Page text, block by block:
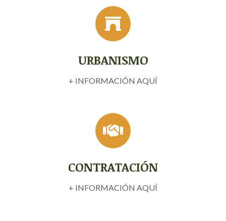
URBANISMO
+ INFORMACIÓN AQUÍ
CONTRATACIÓN
+ INFORMACIÓN AQUÍ